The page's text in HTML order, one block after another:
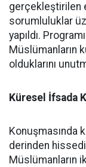
gerçekleştirilen
sorumluluklar
yapıldı.
Müslümanların
olduklarını
Küresel İfsada
Konuşmasında
derinden
Müslümanların